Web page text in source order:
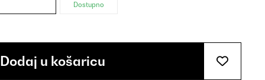
Dostupno
Dodaj u košaricu